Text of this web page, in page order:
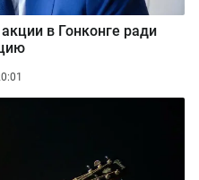
в Гонконге ради